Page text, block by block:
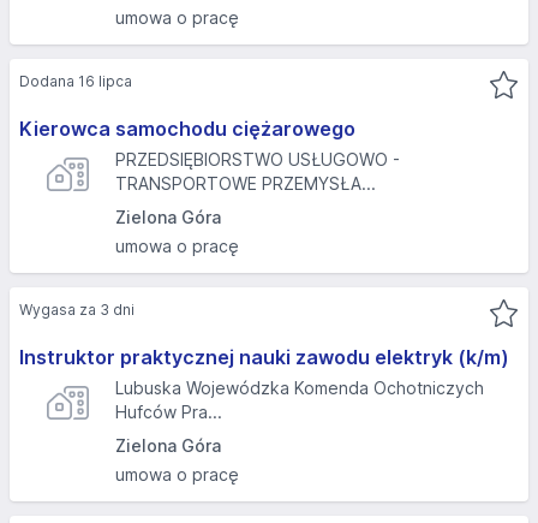
umowa o pracę
Kierowca samochodu ciężarowego
PRZEDSIĘBIORSTWO USŁUGOWO -
TRANSPORTOWE PRZEMYSŁA...
Zielona Góra
umowa o pracę
Dodana 16 lipca
Instruktor praktycznej nauki zawodu elektryk (k/m)
Lubuska Wojewódzka Komenda Ochotniczych
Hufców Pra...
Zielona Góra
umowa o pracę
Wygasa za 3 dni